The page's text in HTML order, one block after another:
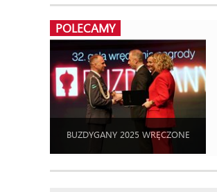
POLECAMY
BUZDYGANY 2025 WRĘCZONE